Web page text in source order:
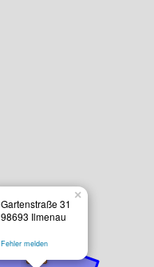
×
Gartenstraße 31
98693 Ilmenau
Fehler melden